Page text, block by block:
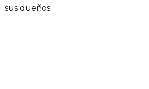
sus dueños.